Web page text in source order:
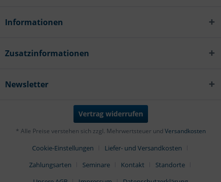
Informationen
Zusatzinformationen
Newsletter
Vertrag widerrufen
* Alle Preise verstehen sich zzgl. Mehrwertsteuer und Versandkosten
Cookie-Einstellungen
Liefer- und Versandkosten
Zahlungsarten
Seminare Kontakt
Standorte